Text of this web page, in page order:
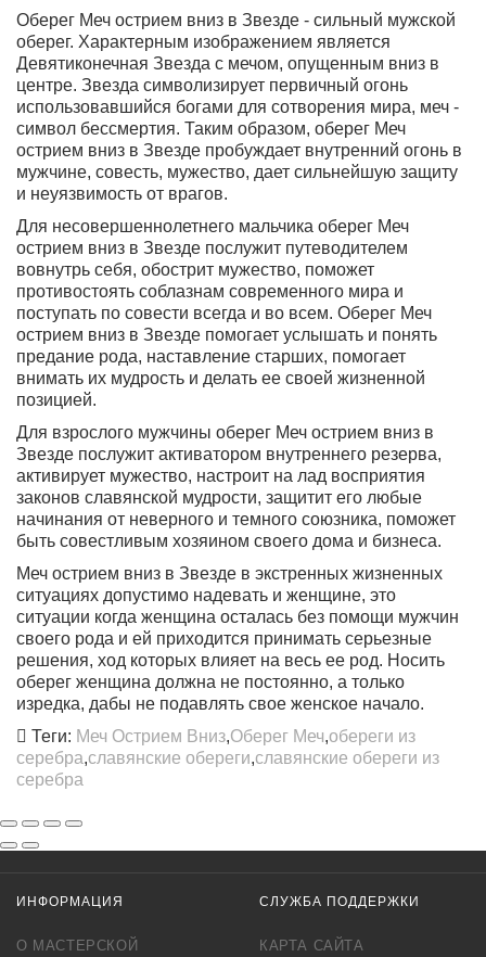
Оберег Меч острием вниз в Звезде - сильный мужской
оберег. Характерным изображением является
Девятиконечная Звезда с мечом, опущенным вниз в
центре. Звезда символизирует первичный огонь
использовавшийся богами для сотворения мира, меч -
символ бессмертия. Таким образом, оберег Меч
острием вниз в Звезде пробуждает внутренний огонь в
мужчине, совесть, мужество, дает сильнейшую защиту
и неуязвимость от врагов.
Для несовершеннолетнего мальчика оберег Меч
острием вниз в Звезде послужит путеводителем
вовнутрь себя, обострит мужество, поможет
противостоять соблазнам современного мира и
поступать по совести всегда и во всем. Оберег Меч
острием вниз в Звезде помогает услышать и понять
предание рода, наставление старших, помогает
внимать их мудрость и делать ее своей жизненной
позицией.
Для взрослого мужчины оберег Меч острием вниз в
Звезде послужит активатором внутреннего резерва,
активирует мужество, настроит на лад восприятия
законов славянской мудрости, защитит его любые
начинания от неверного и темного союзника, поможет
быть совестливым хозяином своего дома и бизнеса.
Меч острием вниз в Звезде в экстренных жизненных
ситуациях допустимо надевать и женщине, это
ситуации когда женщина осталась без помощи мужчин
своего рода и ей приходится принимать серьезные
решения, ход которых влияет на весь ее род. Носить
оберег женщина должна не постоянно, а только
изредка, дабы не подавлять свое женское начало.
Теги: Меч Острием Вниз,Оберег Меч,обереги из
серебра,славянские обереги,славянские обереги из
серебра
ИНФОРМАЦИЯ
О МАСТЕРСКОЙ
СЛУЖБА ПОДДЕРЖКИ
КАРТА САЙТА